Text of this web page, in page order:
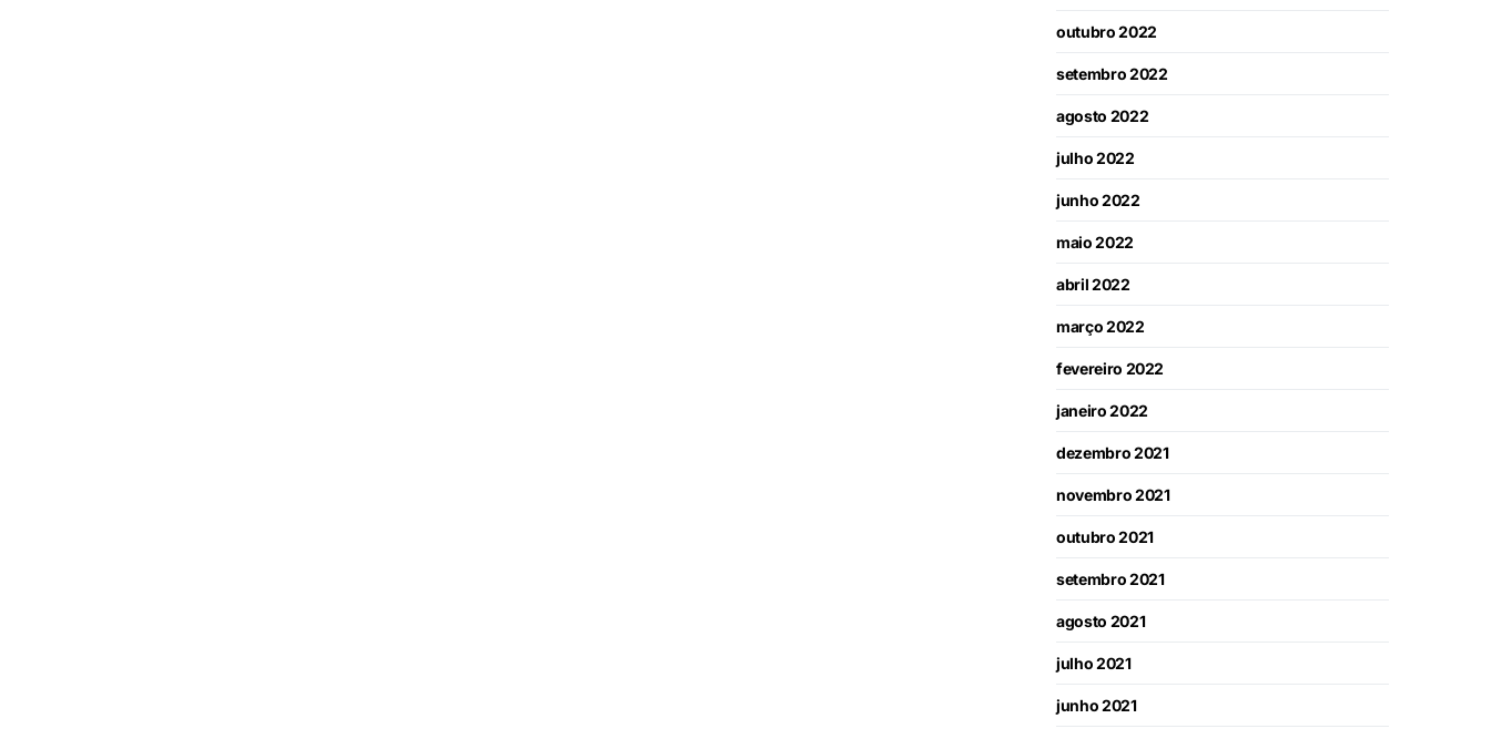
outubro 2022
setembro 2022
agosto 2022
julho 2022
junho 2022
maio 2022
abril 2022
março 2022
fevereiro 2022
janeiro 2022
dezembro 2021
novembro 2021
outubro 2021
setembro 2021
agosto 2021
julho 2021
junho 2021